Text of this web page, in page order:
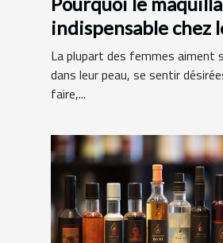
indispensable chez
femmes ?
La plupart des femmes aiment
dans leur peau, se sentir
faire,...